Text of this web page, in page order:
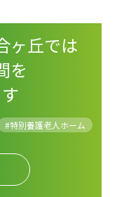
ヶ丘では
を
#特別養護老人ホーム